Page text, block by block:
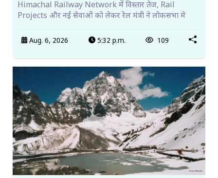
Himachal Railway Network में विस्तार तेज, Rail
Projects और नई सेवाओं को लेकर रेल मंत्री ने लोकसभा मे
Aug. 6, 2026 5:32 p.m. 109